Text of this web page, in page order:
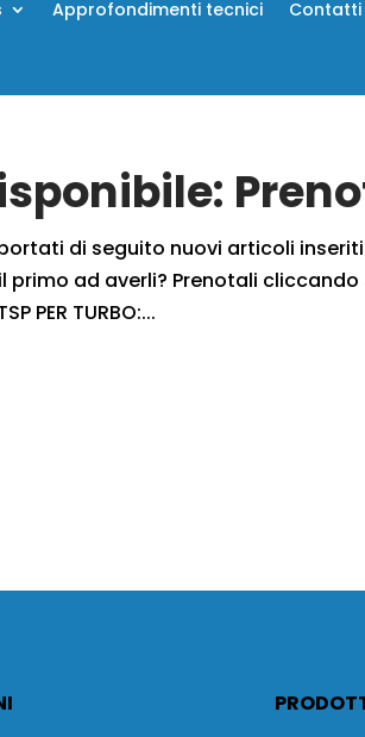
Approfondimenti tecnici Contatti
di seguito nuovi articoli
ad averli? Prenotali cliccando
PER TURBO:...